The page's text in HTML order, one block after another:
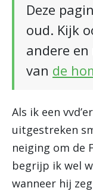
Deze
oud. Kijk
andere
van de
Als ik een
uitgestreken
neiging om de
begrijp ik wel
wanneer hij